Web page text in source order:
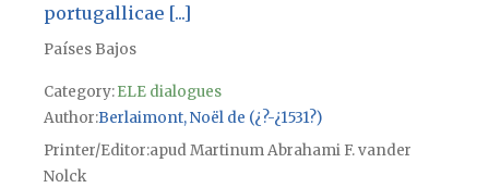
portugallicae [...]
Países Bajos
Category:ELE dialogues
Author Berlaimont, Noël de (¿?-¿1531?)
Printer/Editor apud Martinum Abrahami F. vander
Nolck